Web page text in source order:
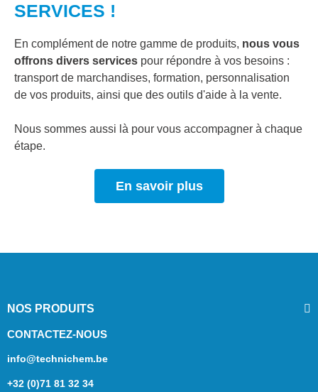
SERVICES !
En complément de notre gamme de produits, nous vous
offrons divers services pour répondre à vos besoins :
transport de marchandises, formation, personnalisation
de vos produits, ainsi que des outils d'aide à la vente.
Nous sommes aussi là pour vous accompagner à chaque
étape.
En savoir plus
NOS PRODUITS
CONTACTEZ-NOUS
info@technichem.be
+32 (0)71 81 32 34